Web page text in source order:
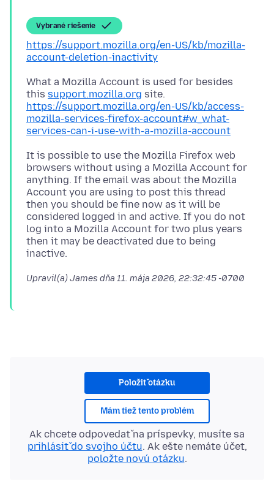
Vybrané riešenie
https://support.mozilla.org/en-US/kb/mozilla-
account-deletion-inactivity
What a Mozilla Account is used for besides
this support.mozilla.org
https://support.mozilla.org/en-US/kb/access-
mozilla-services-firefox-account#w_what-
services-can-i-use-with-a-mozilla-account
It is possible to use the Mozilla Firefox web
browsers without using a Mozilla Account for
anything. If the email was about the Mozilla
Account you are using to post this thread
then you should be fine now as it will be
considered logged in and active. If you do not
log into a Mozilla Account for two plus years
then it may be deactivated due to being
Upravil(a) James dňa 11. mája 2026, 22:32:45 -0700
Položiť otázku
Mám tiež tento problém
Ak chcete odpovedať na príspevky, musíte sa
prihlásiť do svojho účtu. Ak ešte nemáte účet,
položte novú otázku.